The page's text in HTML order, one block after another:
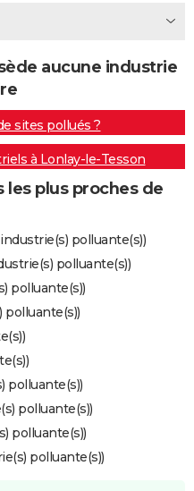
aucune industrie
sites pollués ?
à Lonlay-le-Tesson
les plus proches de
polluante(s))
polluante(s))
polluante(s))
polluante(s))
polluante(s))
polluante(s))
polluante(s))
polluante(s))